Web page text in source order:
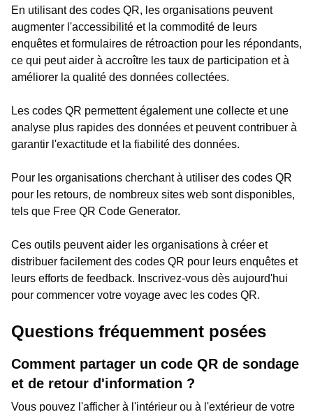
En utilisant des codes QR, les organisations peuvent
augmenter l'accessibilité et la commodité de leurs
enquêtes et formulaires de rétroaction pour les répondants,
ce qui peut aider à accroître les taux de participation et à
améliorer la qualité des données collectées.
Les codes QR permettent également une collecte et une
analyse plus rapides des données et peuvent contribuer à
garantir l'exactitude et la fiabilité des données.
Pour les organisations cherchant à utiliser des codes QR
pour les retours, de nombreux sites web sont disponibles,
tels que Free QR Code Generator.
Ces outils peuvent aider les organisations à créer et
distribuer facilement des codes QR pour leurs enquêtes et
leurs efforts de feedback. Inscrivez-vous dès aujourd'hui
pour commencer votre voyage avec les codes QR.
Questions fréquemment posées
Comment partager un code QR de sondage
et de retour d'information ?
Vous pouvez l'afficher à l'intérieur ou à l'extérieur de votre